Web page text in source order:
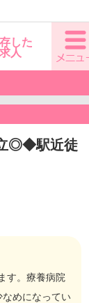
した
求人
◎◆駅近徒
す。療養病院
めになってい